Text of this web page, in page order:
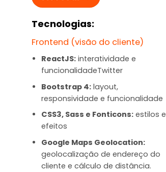
Tecnologias:
Frontend (visão do cliente)
ReactJS:interatividade e
funcionalidadeTwitter
Bootstrap 4:layout,
responsividade e funcionalidade
CSS3, Sass e Fonticons:estilos e
efeitos
Google Maps Geolocation:
geolocalização de endereço do
cliente e cálculo de distância.